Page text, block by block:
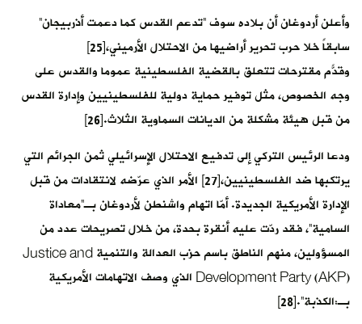
وأعلن أردوغان أن بلاده سوف “تدعم القدس كما دعمت أذربيجان”
سابقاً خلا حرب تحرير أراضيها من الاحتلال الأرميني،[25]
وقدّم مقترحات تتعلق بالقضية الفلسطينية عموماً والقدس على
وجه الخصوص، مثل توفير حماية دولية للفلسطينيين وإدارة القدس
من قبل هيئة مشكلة من الديانات السماوية الثلاث.[26]
ودعا الرئيس التركي إلى تدفيع الاحتلال الإسرائيلي ثمن الجرائم التي
يرتكبها ضد الفلسطينيين،[27] الأمر الذي عرّضه لانتقادات من قبل
الإدارة الأمريكية الجديدة. أمّا اتهام واشنطن لأردوغان بـ”معاداة
السامية”، فقد ردّت عليه أنقرة بحدة، من خلال تصريحات عدد من
المسؤولين، منهم الناطق باسم حزب العدالة والتنمية Justice and
Development Party (AKP) الذي وصف الاتهامات الأمريكية
بـ:الكذبة”.[28]